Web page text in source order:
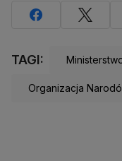
TAGI:
Organizacja